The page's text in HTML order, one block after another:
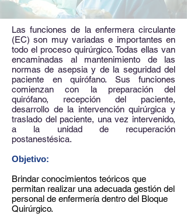
Las funciones de la enfermera circulante
(EC) son muy variadas e importantes en
todo el proceso quirúrgico. Todas ellas van
encaminadas al mantenimiento de las
normas de asepsia y de la seguridad del
paciente en quirófano. Sus funciones
comienzan con la preparación del
quirófano, recepción del paciente,
desarrollo de la intervención quirúrgica y
traslado del paciente, una vez intervenido,
a la unidad de recuperación
postanestésica.
Objetivo:
Brindar conocimientos teóricos que
permitan realizar una adecuada gestión del
personal de enfermería dentro del Bloque
Quirúrgico.